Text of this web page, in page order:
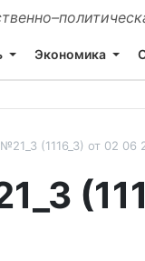
Экономика
(1116_3) от 02 06